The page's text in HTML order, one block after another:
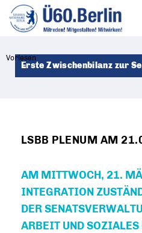
Vorlesen
Erste Zwischenbilanz zur
LSBB PLENUM AM
AM MITTWOCH, 21.
INTEGRATION
DER
ARBEIT UND